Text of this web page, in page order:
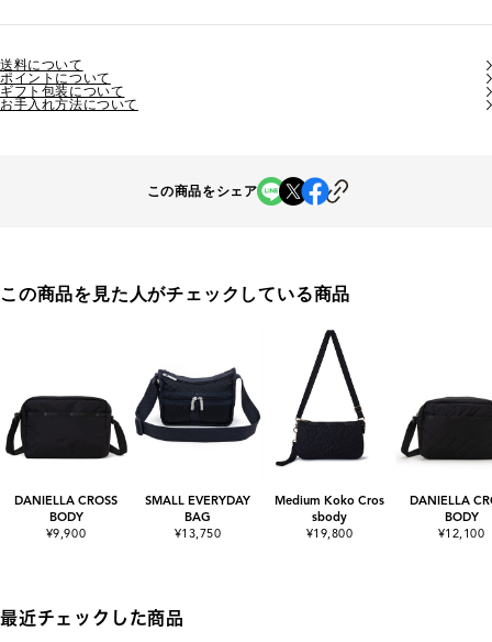
送料について
ポイントについて
ギフト包装について
お手入れ方法について
この商品をシェア
この商品を見た人がチェックしている商品
DANIELLA CROSS
BODY
¥9,900
SMALL EVERYDAY
BAG
¥13,750
Medium Koko Cros
sbody
¥19,800
DANIELLA
BODY
¥12,100
最近チェックした商品